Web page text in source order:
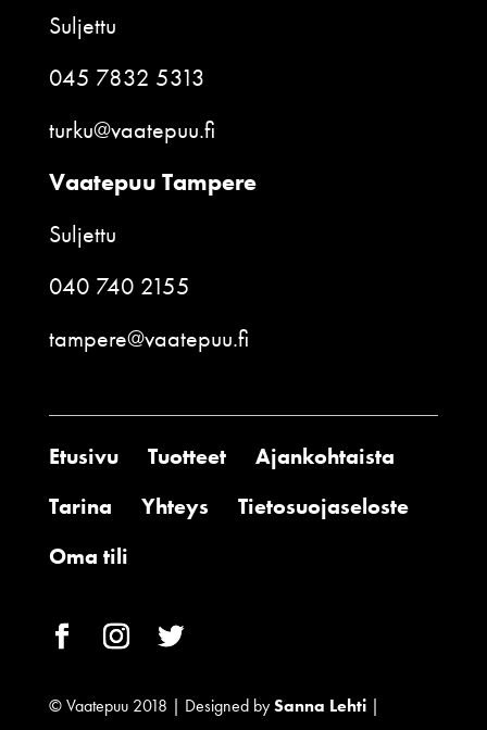
Suljettu
045 7832 5313
turku@vaatepuu.fi
Vaatepuu Tampere
Suljettu
040 740 2155
tampere@vaatepuu.fi
Etusivu Tuotteet
Ajankohtaista
Tarina
Yhteys
Tietosuojaseloste
Oma tili
© Vaatepuu 2018 | Designed bySanna Lehti|